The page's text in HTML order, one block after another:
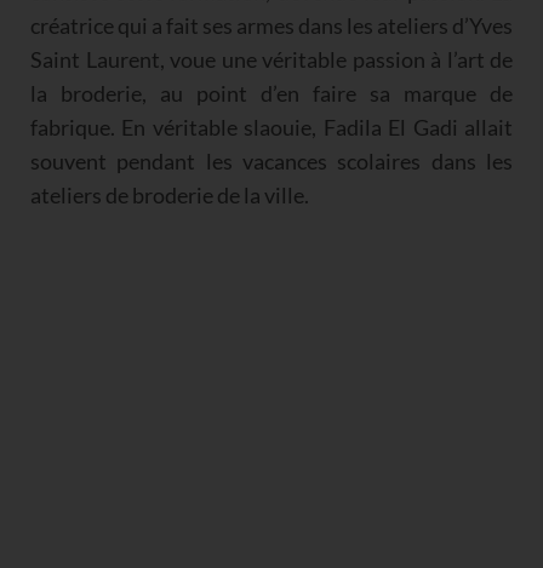
créatrice qui a fait ses armes dans les ateliers d’Yves
Saint Laurent, voue une véritable passion à l’art de
la broderie, au point d’en faire sa marque de
fabrique. En véritable slaouie, Fadila El Gadi allait
souvent pendant les vacances scolaires dans les
ateliers de broderie de la ville.